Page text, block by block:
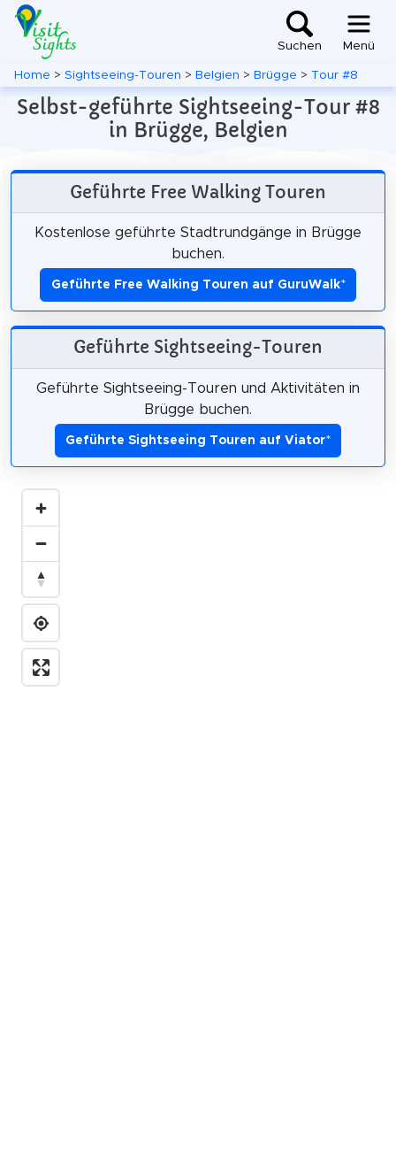
Suchen Menü
Home > Sightseeing-Touren > Belgien > Brügge > Tour #8
Selbst-geführte Sightseeing-Tour #8
in Brügge, Belgien
Geführte Free Walking Touren
Kostenlose geführte Stadtrundgänge in Brügge
buchen.
Geführte Free Walking Touren auf GuruWalk*
Geführte Sightseeing-Touren
Geführte Sightseeing-Touren und Aktivitäten in
Brügge buchen.
Geführte Sightseeing Touren auf Viator*